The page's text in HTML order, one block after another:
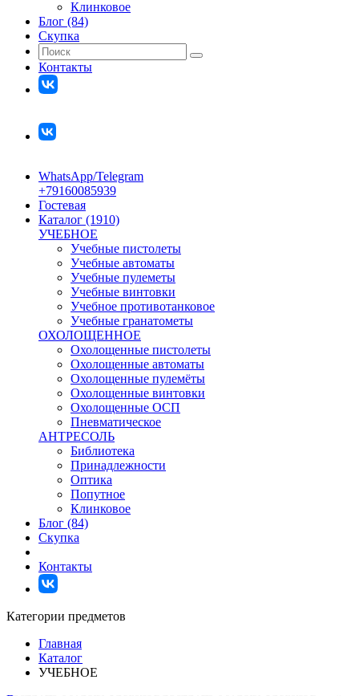
Клинковое
Блог (84)
Скупка
Контакты
WhatsApp/Telegram
+79160085939
Гостевая
Каталог (1910)
УЧЕБНОЕ
Учебные пистолеты
Учебные автоматы
Учебные пулеметы
Учебные винтовки
Учебное противотанковое
Учебные гранатометы
ОХОЛОЩЕННОЕ
Охолощенные пистолеты
Охолощенные автоматы
Охолощенные пулемёты
Охолощенные винтовки
Охолощенные ОСП
Пневматическое
АНТРЕСОЛЬ
Библиотека
Принадлежности
Оптика
Попутное
Клинковое
Блог (84)
Скупка
Контакты
Категории предметов
Главная
Каталог
УЧЕБНОЕ